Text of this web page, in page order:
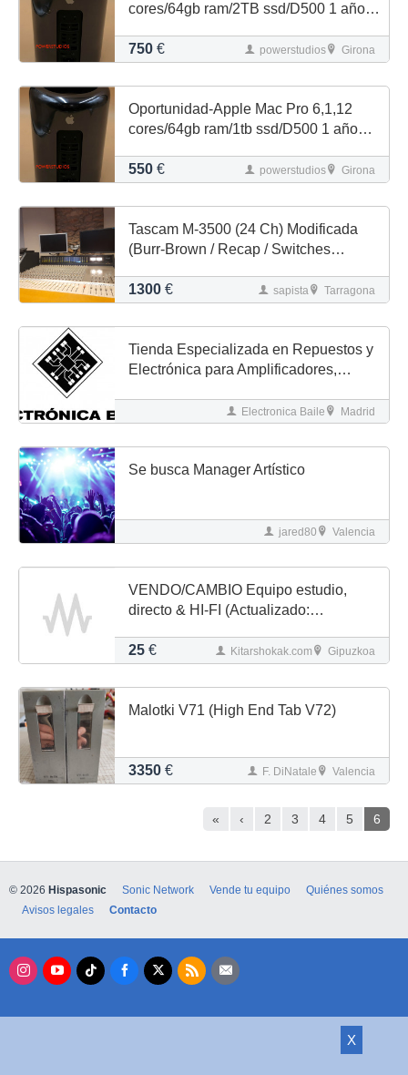
cores/64gb ram/2TB ssd/D500 1 año
750 € powerstudios Girona
Oportunidad-Apple Mac Pro 6,1,12
cores/64gb ram/1tb ssd/D500 1 año
550 € powerstudios Girona
Tascam M-3500 (24 Ch) Modificada
(Burr-Brown / Recap / Switches
1300 € sapista Tarragona
Tienda Especializada en Repuestos y
Electrónica para Amplificadores,
Electronica Baile Madrid
Se busca Manager Artístico
jared80 Valencia
VENDO/CAMBIO Equipo estudio,
directo & HI-FI (Actualizado:
25 € Kitarshokak.com Gipuzkoa
Malotki V71 (High End Tab V72)
3350 € F. DiNatale Valencia
« ‹ 2 3 4 5 6
X
© 2026 Hispasonic Sonic Network Vende tu equipo
Quiénes somos
Avisos legales
Contacto